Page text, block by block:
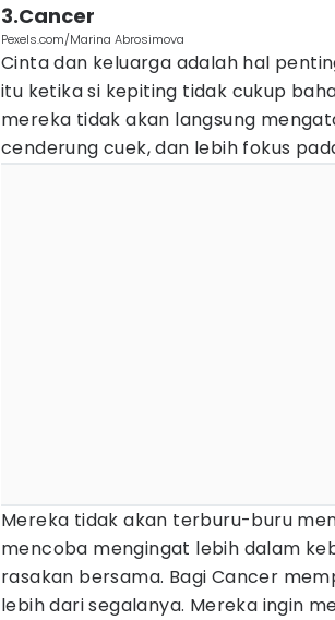
3.Cancer
Pexels.com/Marina Abrosimova
Cinta dan keluarga adalah hal
itu ketika si kepiting tidak cukup
mereka tidak akan langsung
cenderung cuek, dan lebih fokus
Mereka tidak akan terburu-buru
mencoba mengingat lebih dalam
rasakan bersama. Bagi Cancer
lebih dari segalanya. Mereka ingin